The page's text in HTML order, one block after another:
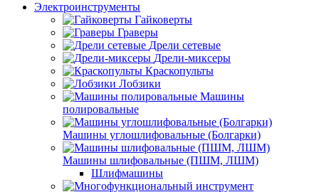
Электроинструменты
Гайковерты
Граверы
Дрели сетевые
Дрели-миксеры
Краскопульты
Лобзики
Машины
полировальные
Машины углошлифовальные (Болгарки)
Машины шлифовальные (ПШМ, ЛШМ)
Шлифмашины